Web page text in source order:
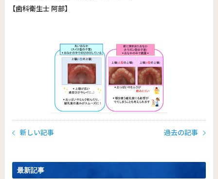
【歯科衛生士 阿部】
新しい記事 過去の記事
最新記事